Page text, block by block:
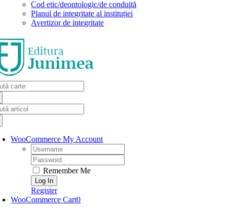
Cod etic/deontologic/de conduită
Planul de integritate al instituției
Avertizor de integritate
WooCommerce My Account
Username:
Password:
Remember Me
Register
WooCommerce Cart0